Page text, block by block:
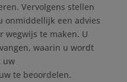
Vervolgens stellen
onmiddellijk een advies
wegwijs te maken. U
waarin u wordt
uw
te beoordelen.